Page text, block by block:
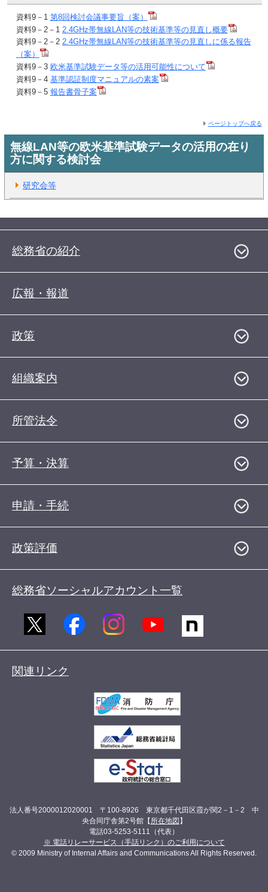
資料9－1 第8回検討会議事要旨（案）
資料9－2－1 2.4GHz帯無線LAN等の技術基準等の見直し概要
資料9－2－2 2.4GHz帯無線LAN等の技術基準等の見直しに係る報告
（案）
資料9－3 欧米基準試験データ等の活用可能性について
資料9－4 基準認証制度マニュアルの素案
資料9－5 報告書骨子案
ページトップへ戻る
無線LAN等の欧米基準試験データの活用の在り
方に関する検討会
研究会等
総務省の紹介
広報・報道
政策
組織案内
所管法令
予算・決算
申請・手続
政策評価
総務省ソーシャルアカウント一覧
関連リンク
法人番号2000012020001 〒100-8926 東京都千代田区霞が関2－1－2 中
央合同庁舎第2号館【 所在地図 】
電話03-5253-5111（代表）
※ 電話リレーサービス（手話リンク）のご利用について
© 2009 Ministry of Internal Affairs and Communications All Rights Reserved.